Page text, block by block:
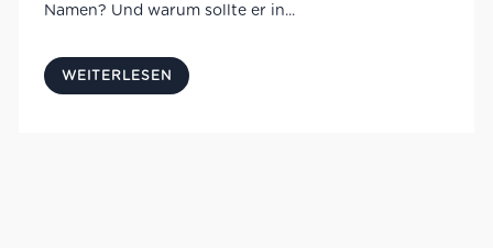
Namen? Und warum sollte er in...
WEITERLESEN